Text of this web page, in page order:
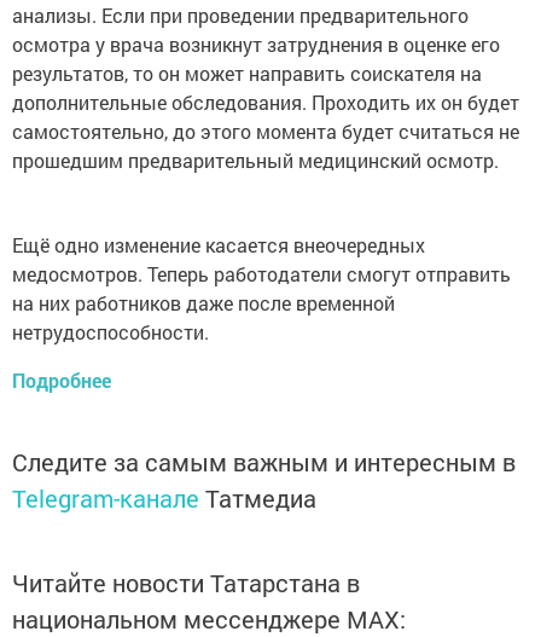
анализы. Если при проведении предварительного
осмотра у врача возникнут затруднения в оценке его
результатов, то он может направить соискателя на
дополнительные обследования. Проходить их он будет
самостоятельно, до этого момента будет считаться не
прошедшим предварительный медицинский осмотр.
Ещё одно изменение касается внеочередных
медосмотров. Теперь работодатели смогут отправить
на них работников даже после временной
нетрудоспособности.
Подробнее
Следите за самым важным и интересным в
Telegram-канале Татмедиа
Читайте новости Татарстана в
национальном мессенджере MАХ: